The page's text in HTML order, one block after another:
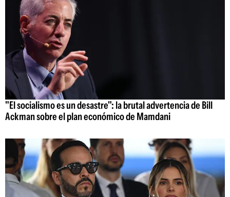
"El socialismo es un desastre": la brutal advertencia de Bill
Ackman sobre el plan económico de Mamdani